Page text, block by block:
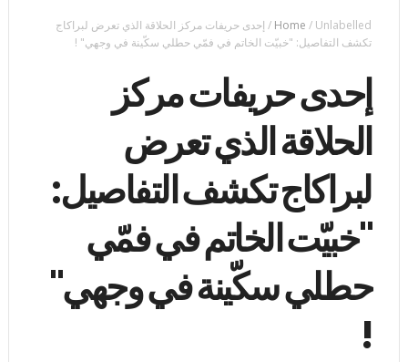
Home / Unlabelled
/ إحدى حريفات مركز الحلاقة الذي تعرض لبراكاج
تكشف التفاصيل: "خبيّت الخاتم في فمّي حطلي سكّينة في وجهي" !
إحدى حريفات مركز
الحلاقة الذي تعرض
لبراكاج تكشف التفاصيل:
"خبيّت الخاتم في فمّي
حطلي سكّينة في وجهي"
!